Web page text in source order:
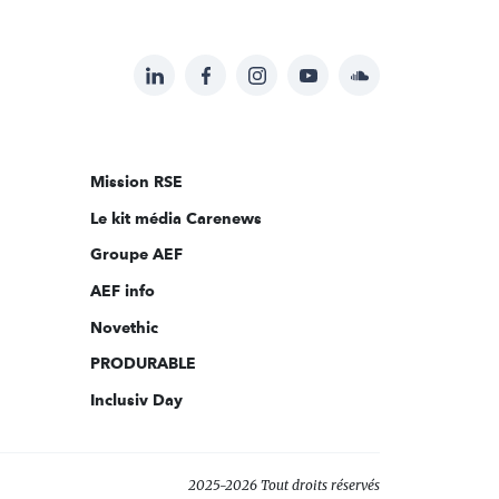
Suivez-
sur:
LinkedInFacebookInstagramYouTubeSoundcloud
Mission RSE
Le kit média Carenews
Groupe AEF
AEF info
Novethic
PRODURABLE
Inclusiv Day
2025-2026 Tout droits réservés